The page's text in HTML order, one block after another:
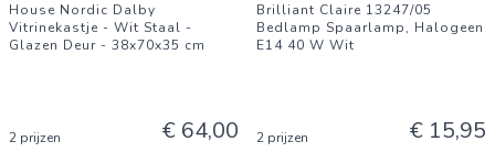
House Nordic Dalby
Vitrinekastje - Wit Staal -
Glazen Deur - 38x70x35 cm
2 prijzen € 64,00
Brilliant Claire 13247/05
Bedlamp Spaarlamp, Halogeen
E14 40 W Wit
2 prijzen € 15,95